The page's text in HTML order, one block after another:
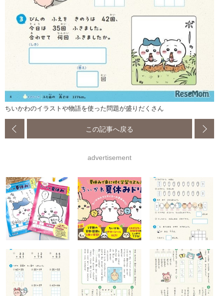
ちいかわのイラストや物語を使った問題が盛りだくさん
この記事へ戻る
advertisement